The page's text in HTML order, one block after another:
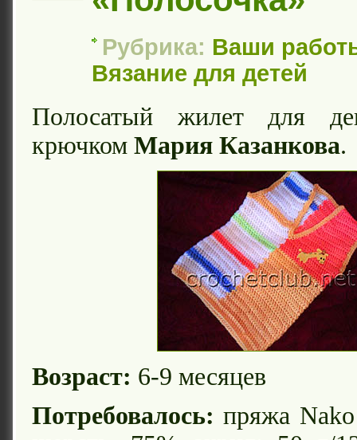
Рубрика: Ваши
Вязание для детей
Полосатый жилет для
крючком Мария Казанкова.
Возраст: 6-9 месяцев
Потребовалось: пряжа